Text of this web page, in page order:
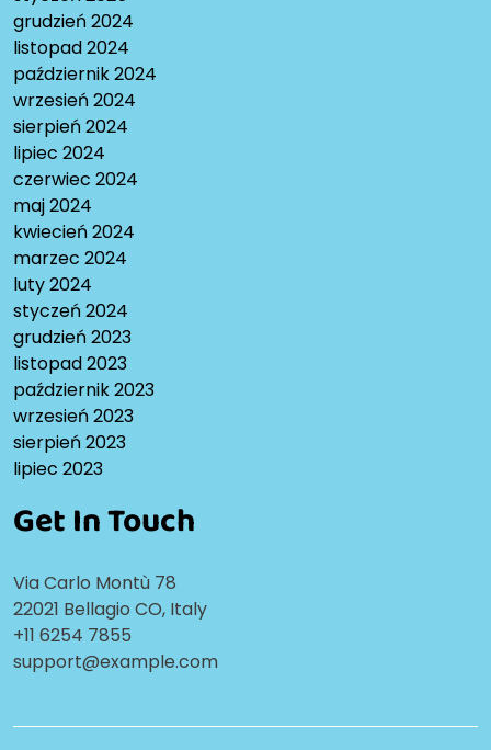
grudzień 2024
listopad 2024
październik 2024
wrzesień 2024
sierpień 2024
lipiec 2024
czerwiec 2024
maj 2024
kwiecień 2024
marzec 2024
luty 2024
styczeń 2024
grudzień 2023
listopad 2023
październik 2023
wrzesień 2023
sierpień 2023
lipiec 2023
Get In Touch
Via Carlo Montù 78
22021 Bellagio CO, Italy
+11 6254 7855
support@example.com